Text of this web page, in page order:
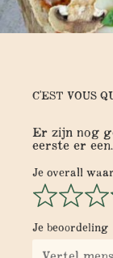
C'EST VOUS
Er zijn nog
eerste er een.
Je overall
Je beoordeling